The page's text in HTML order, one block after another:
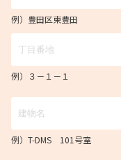
例）豊田区東豊田
例）３－１－１
例）T-DMS 101号室